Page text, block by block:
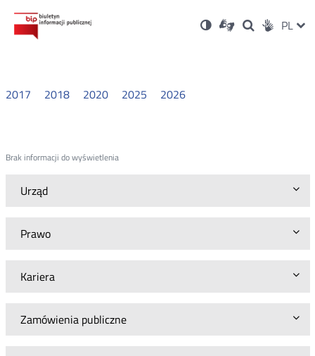
Ustawienia
Wersja
kontrastowa
Dla
niesłyszących
OtwórzOtwórz
w
Otwórz
w
Social PL
Urząd
Prawo
Kariera
Zamówienia publiczne
2017 2018 2020 2025 2026
Brak informacji do wyświetlenia